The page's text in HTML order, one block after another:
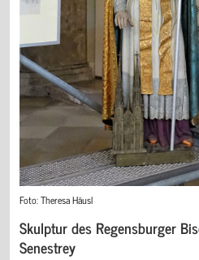
Foto: Theresa Häusl
Skulptur des Regensburger
Senestrey